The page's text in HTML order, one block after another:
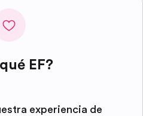
EF?
experiencia de